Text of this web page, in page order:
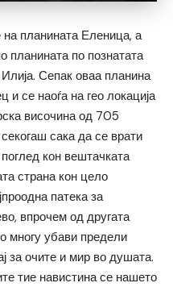
планината Еленица, а
планината по познатата
Сепак оваа планина
и се наоѓа на гео локација
височина од 705
сака да се врати
кон вештачката
страна кон цело
патека за
впрочем од другата
многу убави предели
за очите и мир во душата.
тие навистина се нашето